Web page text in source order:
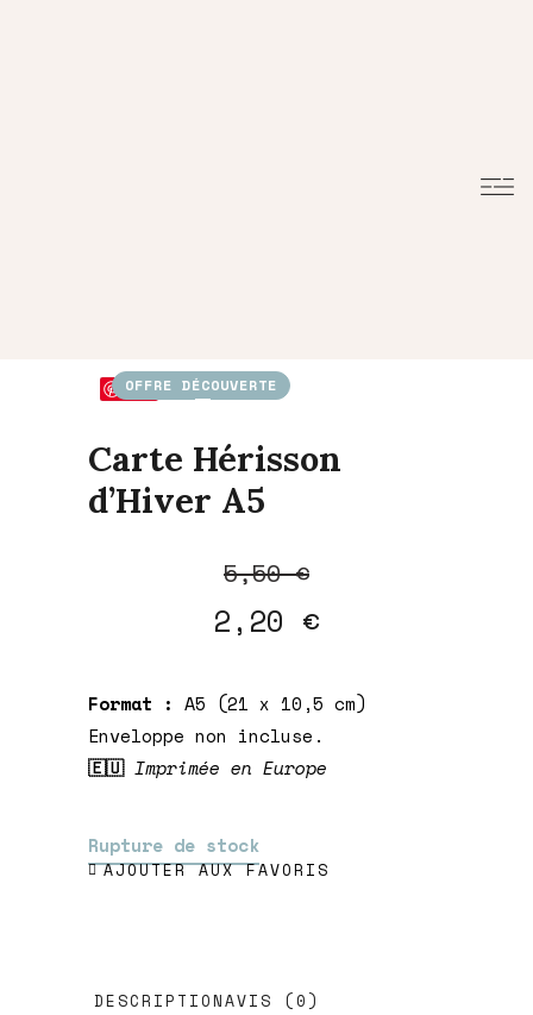
OFFRE DÉCOUVERTE
Save
Carte Hérisson
d’Hiver A5
5,50€
Le
prix
initial
5,50 €.
2,20 €
Le
prix
actuel
2,20 €.
Format : A5 (21 x 10,5 cm)
Enveloppe non incluse.
🇪🇺 Imprimée en Europe
Rupture de stock
AJOUTER AUX FAVORIS
DESCRIPTIONAVIS (0)